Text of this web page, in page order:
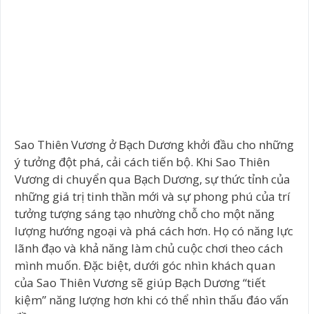
Sao Thiên Vương ở Bạch Dương khởi đầu cho những
ý tưởng đột phá, cải cách tiến bộ. Khi Sao Thiên
Vương di chuyển qua Bạch Dương, sự thức tỉnh của
những giá trị tinh thần mới và sự phong phú của trí
tưởng tượng sáng tạo nhường chỗ cho một năng
lượng hướng ngoại và phá cách hơn. Họ có năng lực
lãnh đạo và khả năng làm chủ cuộc chơi theo cách
mình muốn. Đặc biệt, dưới góc nhìn khách quan
của Sao Thiên Vương sẽ giúp Bạch Dương “tiết
kiệm” năng lượng hơn khi có thể nhìn thấu đáo vấn